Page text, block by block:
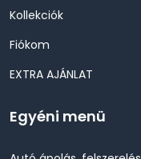
Kollekciók
Fiókom
EXTRA AJÁNLAT
Egyéni menü